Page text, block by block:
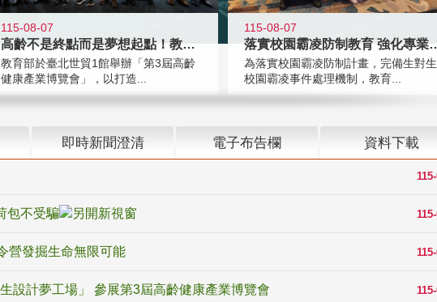
115-08-07
高齡不是終點而是夢想起點！教育部打
教育部於臺北世貿1館舉辦「第3屆高齡
健康產業博覽會」，以打造...
115-08-07
落實校園霸凌防制
為落實校園霸凌防制計畫，完備生對生
校園霸凌事件處理機制，教育...
即時新聞澄清 電子布告欄 資料下載
包不受騙
營發掘生命無限可能
設計夢工場」 參展第3屆高齡健康產業博覽會